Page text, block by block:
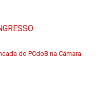
do PCdoB na Câmara